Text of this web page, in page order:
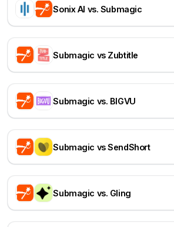
Sonix AI vs. Submagic
Submagic vs Zubtitle
Submagic vs. BIGVU
Submagic vs SendShort
Submagic vs. Gling